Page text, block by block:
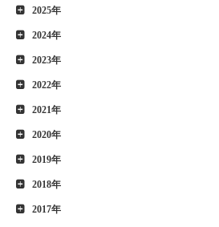
2025年
2024年
2023年
2022年
2021年
2020年
2019年
2018年
2017年